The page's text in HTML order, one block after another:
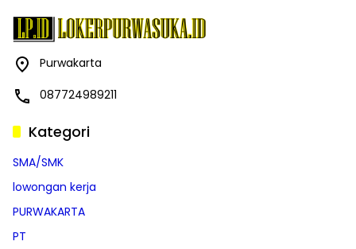
Purwakarta
087724989211
Kategori
SMA/SMK
lowongan kerja
PURWAKARTA
PT